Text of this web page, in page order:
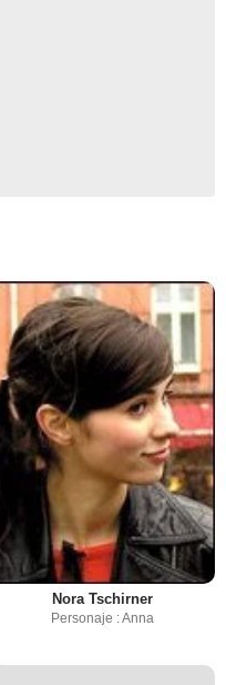
Nora Tschirner
Personaje : Anna